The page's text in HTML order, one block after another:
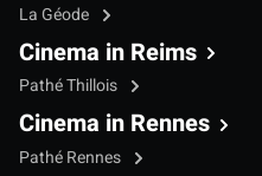
La Géode
Cinema in Reims
Pathé Thillois
Cinema in Rennes
Pathé Rennes